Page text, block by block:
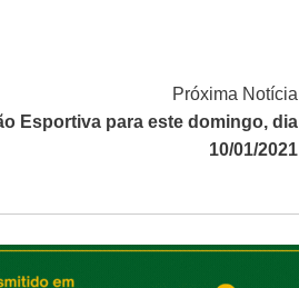
Próxima Notícia
Esportiva para este domingo, dia
10/01/2021